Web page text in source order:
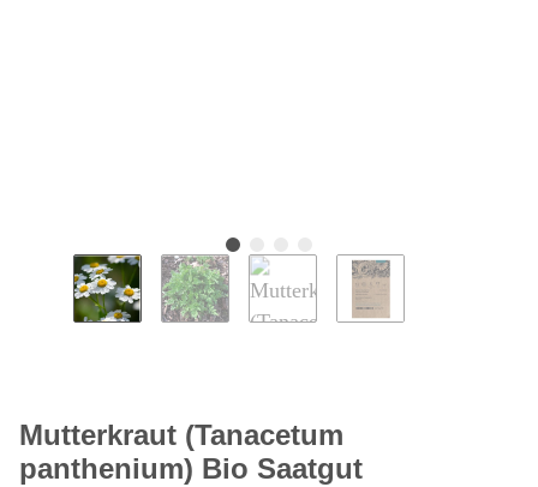
Mutterkraut (Tanacetum
panthenium) Bio Saatgut